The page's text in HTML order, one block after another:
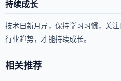
持续成长
技术日新月异，保持学习习惯，关
行业趋势，才能持续成长。
相关推荐